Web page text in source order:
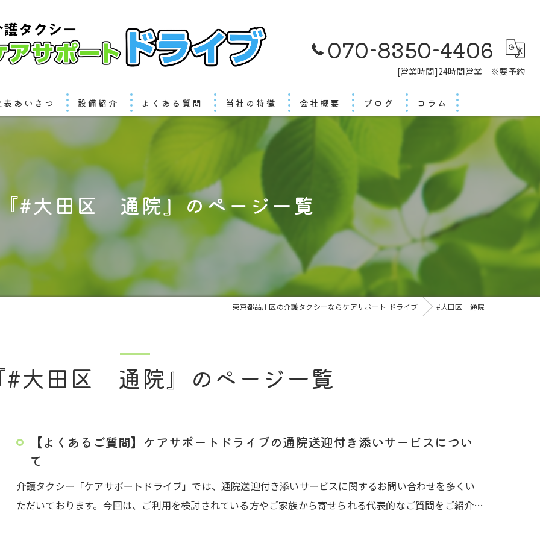
070-8350-4406
[営業時間]24時間営業 ※要予約
表あいさつ 設備紹介 よくある質問 当社の特徴
港区の住まいの方
目黒区の住まいの方
大田区の住まいの方
当日予約
会社概要 ブログ コラム
#大田区 通院』のページ一覧
東京都品川区の介護タクシーならケアサポート ドライブ #大田区 通院
#大田区 通院』のページ一覧
【よくあるご質問】ケアサポートドライブの通院送迎付き添いサービスについ
て
介護タクシー「ケアサポートドライブ」では、通院送迎付き添いサービスに関するお問い合わせを多くい
ただいております。今回は、ご利用を検討されている方やご家族から寄せられる代表的なご質問をご紹介…